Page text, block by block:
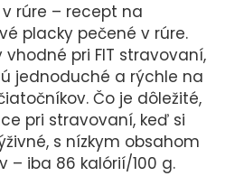
rúre – recept na
placky pečené v rúre.
pri FIT stravovaní,
jednoduché a rýchle na
Čo je dôležité,
pri stravovaní, keď si
s nízkym obsahom
– iba 86 kalórií/100 g.